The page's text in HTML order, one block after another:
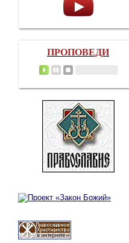
ПРОПОВЕДИ